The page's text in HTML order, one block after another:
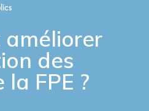
améliorer
des
la FPE ?